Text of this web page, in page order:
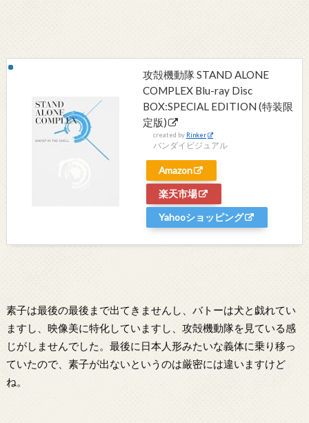
攻殻機動隊 STAND ALONE
COMPLEX Blu-ray Disc
BOX:SPECIAL EDITION (特装限
定版)
created by Rinker
バンダイビジュアル
Amazon
楽天市場
Yahooショッピング
素子は最後の最後まで出てきませんし、バトーは犬と戯れてい
ますし、映像美に特化していますし、攻殻機動隊を見ている感
じがしませんでした。最後に日本人形みたいな義体に乗り移っ
ていたので、素子が出ないというのは厳密には違いますけど
ね。